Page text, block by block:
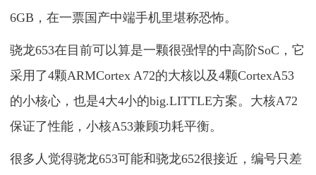
6GB，在一票国产中端手机里堪称恐怖。
骁龙653在目前可以算是一颗很强悍的中高阶SoC，它
采用了4颗ARMCortex A72的大核以及4颗CortexA53
的小核心，也是4大4小的big.LITTLE方案。大核A72
保证了性能，小核A53兼顾功耗平衡。
很多人觉得骁龙653可能和骁龙652很接近，编号只差